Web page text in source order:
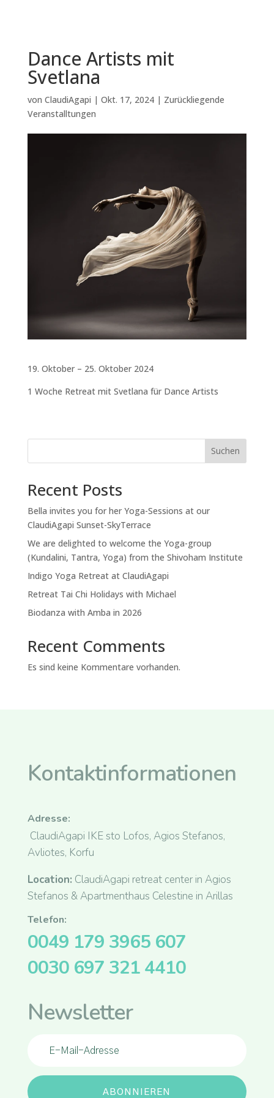
Dance Artists mit
Svetlana
von ClaudiAgapi | Okt. 17, 2024| Zurückliegende
Veranstalltungen
19. Oktober – 25. Oktober 2024
1 Woche Retreat mit Svetlana für Dance Artists
Suchen
Recent Posts
Bella invites you for her Yoga-Sessions at our
ClaudiAgapi Sunset-SkyTerrace
We are delighted to welcome the Yoga-group
(Kundalini, Tantra, Yoga) from the Shivoham Institute
Indigo Yoga Retreat at ClaudiAgapi
Retreat Tai Chi Holidays with Michael
Biodanza with Amba in 2026
Recent Comments
Es sind keine Kommentare vorhanden.
Kontaktinformationen
Adresse:
ClaudiAgapi IKE sto Lofos, Agios Stefanos,
Avliotes, Korfu
Location: ClaudiAgapi retreat center in Agios
Stefanos & Apartmenthaus Celestine in Arillas
Telefon:
0049 179 3965 607
0030 697 321 4410
Newsletter
ABONNIEREN